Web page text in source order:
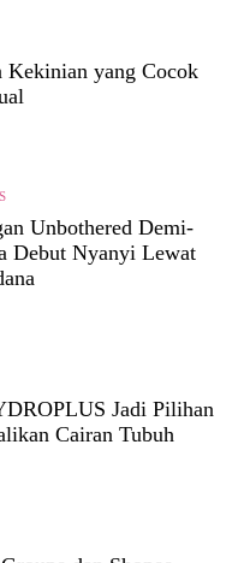
Kekinian yang Cocok
Unbothered Demi-
Debut Nyanyi Lewat
Jadi Pilihan
Cairan Tubuh